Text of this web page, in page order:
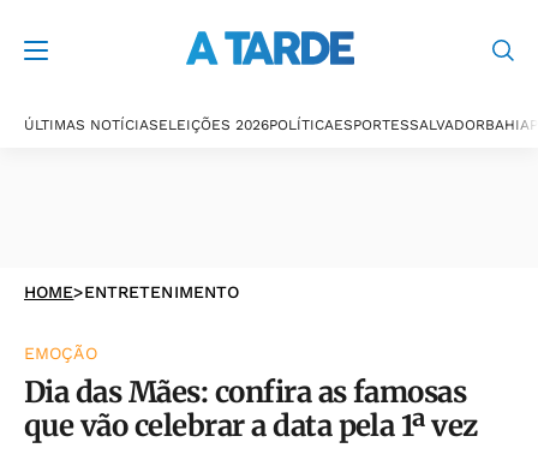
ÚLTIMAS NOTÍCIASELEIÇÕES 2026POLÍTICAESPORTESSALVADORBAHIA
HOME>ENTRETENIMENTO
EMOÇÃO
Dia das Mães: confira as famosas
que vão celebrar a data pela 1ª vez